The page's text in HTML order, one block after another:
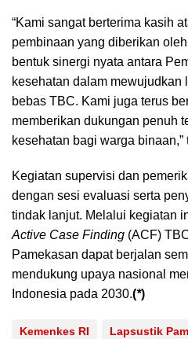
“Kami sangat berterima kasih
pembinaan yang diberikan
bentuk sinergi nyata antara
kesehatan dalam mewujudkan
bebas TBC. Kami juga terus
memberikan dukungan penuh
kesehatan bagi warga binaan,”
Kegiatan supervisi dan
dengan sesi evaluasi serta
tindak lanjut. Melalui kegiatan
Active Case Finding (ACF)
Pamekasan dapat berjalan
mendukung upaya nasional
Indonesia pada 2030.(*)
Kemenkes RI Lapsustik